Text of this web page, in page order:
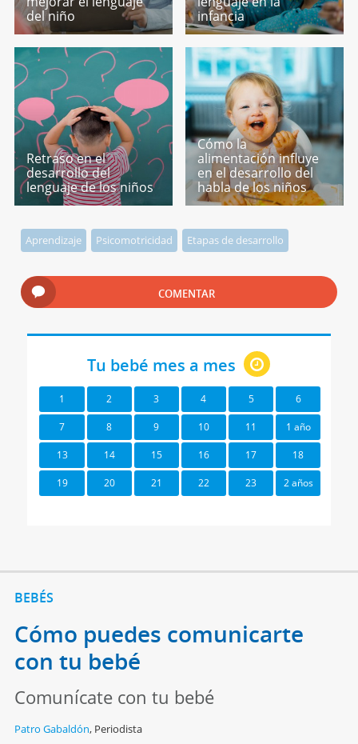
del niño
infancia
Retraso en el
desarrollo del
lenguaje de los niños
Cómo la
alimentación influye
en el desarrollo del
habla de los niños
Aprendizaje Psicomotricidad Etapas de desarrollo
COMENTAR
Tu bebé mes a mes
1 2 3 4 5 6
7 8 9 10 11 1 año
13 14 15 16 17 18
19 20 21 22 23 2 años
BEBÉS
Cómo puedes comunicarte
con tu bebé
Comunícate con tu bebé
Patro Gabaldón, Periodista